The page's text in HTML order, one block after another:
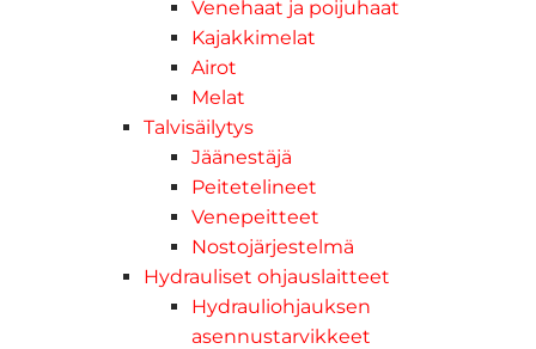
Venehaat ja poijuhaat
Kajakkimelat
Airot
Melat
Talvisäilytys
Jäänestäjä
Peitetelineet
Venepeitteet
Nostojärjestelmä
Hydrauliset ohjauslaitteet
Hydrauliohjauksen
asennustarvikkeet